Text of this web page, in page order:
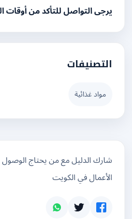
يرجى التواصل للتأكد من أوقات العمل
التصنيفات
مواد غذائية
شارك الدليل مع من يحتاج الوصول
الأعمال في الكويت